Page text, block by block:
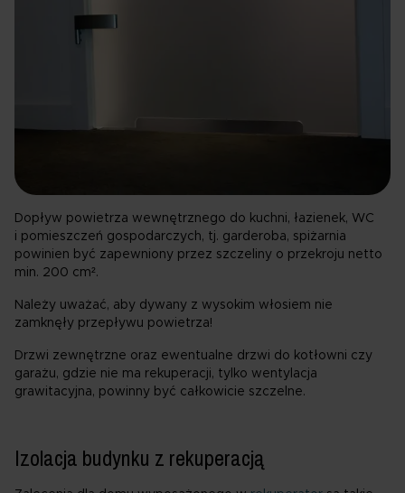
Dopływ powietrza wewnętrznego do kuchni, łazienek, WC
i pomieszczeń gospodarczych, tj. garderoba, spiżarnia
powinien być zapewniony przez szczeliny o przekroju netto
min. 200 cm².
Należy uważać, aby dywany z wysokim włosiem nie
zamknęły przepływu powietrza!
Drzwi zewnętrzne oraz ewentualne drzwi do kotłowni czy
garażu, gdzie nie ma rekuperacji, tylko wentylacja
grawitacyjna, powinny być całkowicie szczelne.
Izolacja budynku z rekuperacją